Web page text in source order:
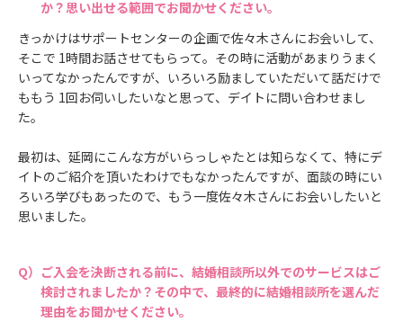
か？思い出せる範囲でお聞かせください。
きっかけはサポートセンターの企画で佐々木さんにお会いして、
そこで 1時間お話させてもらって。その時に活動があまりうまく
いってなかったんですが、いろいろ励ましていただいて話だけで
ももう 1回お伺いしたいなと思って、デイトに問い合わせまし
た。
最初は、延岡にこんな方がいらっしゃたとは知らなくて、特にデ
イトのご紹介を頂いたわけでもなかったんですが、面談の時にい
ろいろ学びもあったので、もう一度佐々木さんにお会いしたいと
思いました。
ご入会を決断される前に、結婚相談所以外でのサービスはご
検討されましたか？その中で、最終的に結婚相談所を選んだ
理由をお聞かせください。